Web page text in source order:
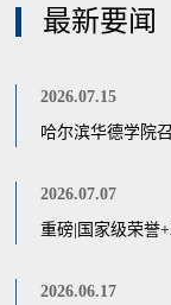
最新要闻
2026.07.15
哈尔滨华德学院
2026.07.07
重磅|国家级荣誉
2026.06.17